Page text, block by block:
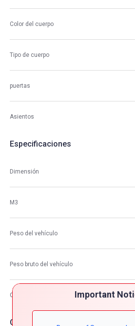
Important
Color del cuerpo
Tipo de cuerpo
puertas
Asientos
Especificaciones
Dimensión
M3
Peso del vehículo
Peso bruto del vehículo
Capacidad de carga máxima
Opciones de coche